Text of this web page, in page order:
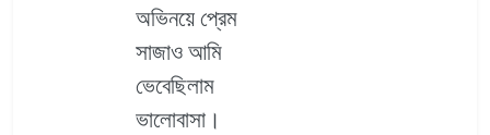
অভিনয়ে প্রেম
সাজাও আমি
ভেবেছিলাম
ভালোবাসা।